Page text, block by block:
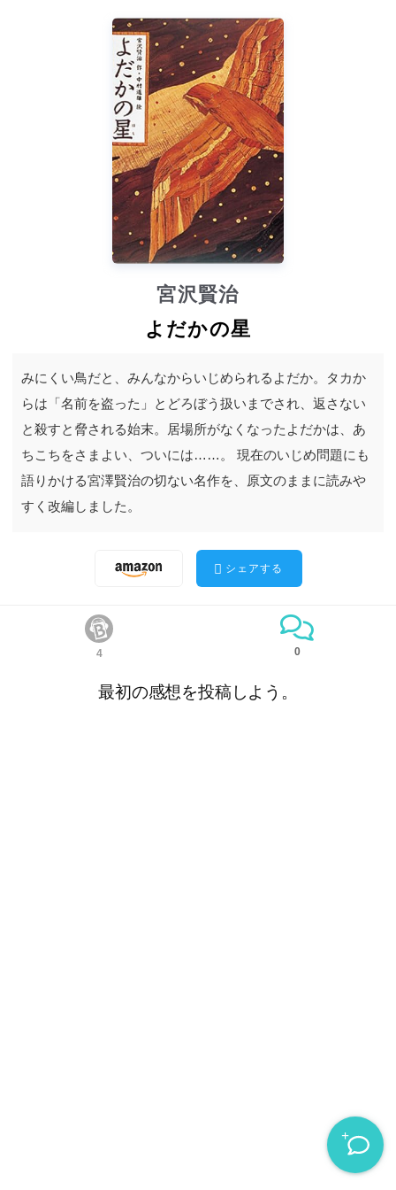
宮沢賢治
よだかの星
みにくい鳥だと、みんなからいじめられるよだか。タカか
らは「名前を盗った」とどろぼう扱いまでされ、返さない
と殺すと脅される始末。居場所がなくなったよだかは、あ
ちこちをさまよい、ついには……。 現在のいじめ問題にも
語りかける宮澤賢治の切ない名作を、原文のままに読みや
すく改編しました。
シェアする
4 0
最初の感想を投稿しよう。